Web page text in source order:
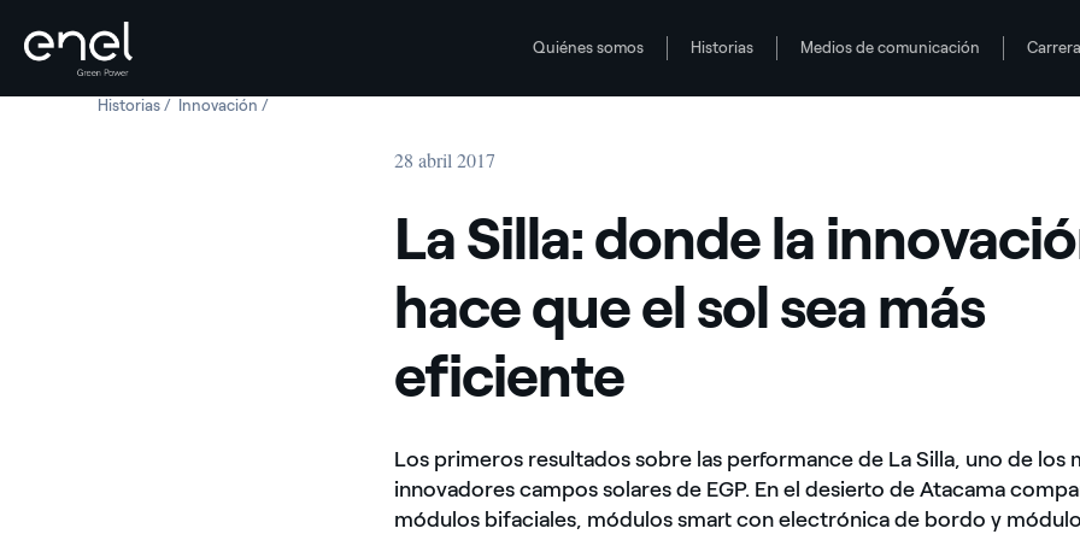
Saltar al contenido
Quiénes somos Historias Medios de comunicación
HistoriasLa Silla: donde la innovación hace que el sol sea más eficiente
Innovación La Silla: donde la innovación hace que el sol sea más eficiente
28 abril 2017
La Silla: donde la
hace que el sol sea más
eficiente
Los primeros resultados sobre las performance de La Silla, uno de los
innovadores campos solares de EGP. En el desierto de Atacama
módulos bifaciales, módulos smart con electrónica de bordo y